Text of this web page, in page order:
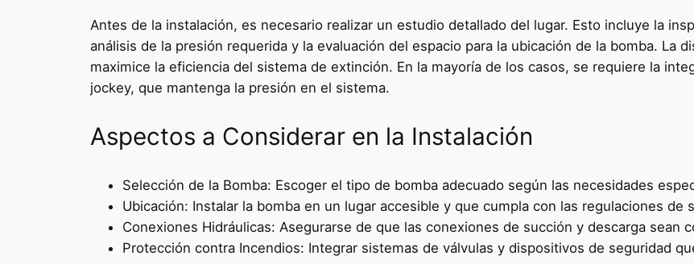
Antes de la instalación, es necesario realizar un estudio detallado del lugar. Esto incluye la
análisis de la presión requerida y la evaluación del espacio para la ubicación de la bomba. La
maximice la eficiencia del sistema de extinción. En la mayoría de los casos, se requiere la
jockey, que mantenga la presión en el sistema.
Aspectos a Considerar en la Instalación
Selección de la Bomba: Escoger el tipo de bomba adecuado según las necesidades
Ubicación: Instalar la bomba en un lugar accesible y que cumpla con las regulaciones de
Conexiones Hidráulicas: Asegurarse de que las conexiones de succión y descarga sean
Protección contra Incendios: Integrar sistemas de válvulas y dispositivos de seguridad